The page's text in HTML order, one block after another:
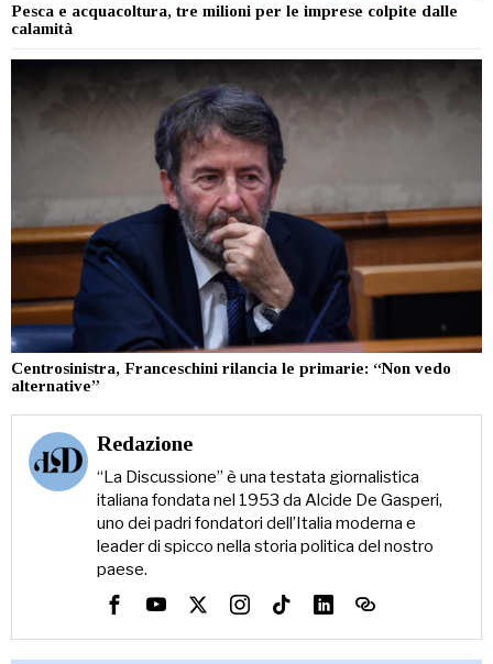
Pesca e acquacoltura, tre milioni per le imprese colpite dalle
calamità
Centrosinistra, Franceschini rilancia le primarie: “Non vedo
alternative”
Redazione
“La Discussione” è una testata giornalistica
italiana fondata nel 1953 da Alcide De Gasperi,
uno dei padri fondatori dell’Italia moderna e
leader di spicco nella storia politica del nostro
paese.